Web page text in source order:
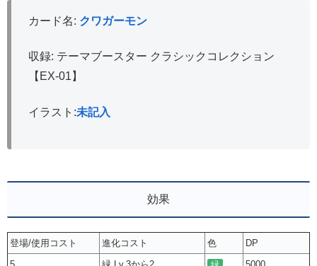
カード名: クワガーモン
収録: テーマブースター クラシックコレクション
【EX-01】
イラスト:未記入
効果
登場/使用コスト 進化コスト 色
DP